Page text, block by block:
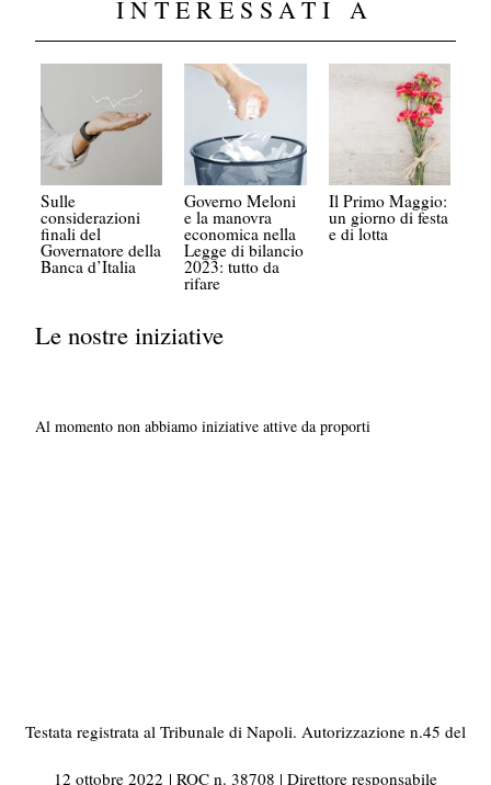
INTERESSATI A
Sulle
considerazioni
finali del
Governatore della
Banca d’Italia
Governo Meloni
e la manovra
economica nella
Legge di bilancio
2023: tutto da
rifare
Il Primo Maggio:
un giorno di festa
e di lotta
Le nostre iniziative
Al momento non abbiamo iniziative attive da proporti
Testata registrata al Tribunale di Napoli. Autorizzazione n.45 del
12 ottobre 2022 | ROC n. 38708 | Direttore responsabile